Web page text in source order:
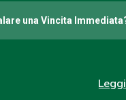
una Vincita